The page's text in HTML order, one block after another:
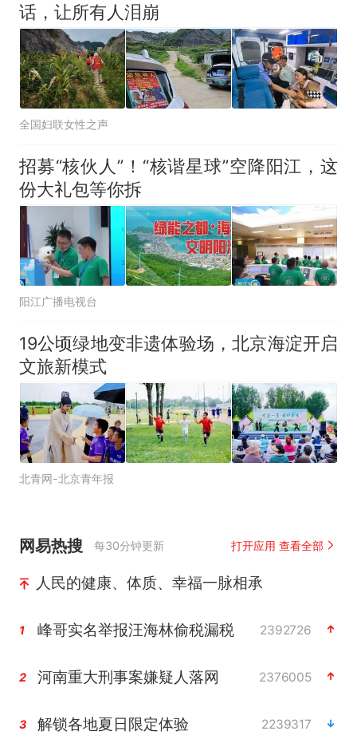
话，让所有人泪崩
全国妇联女性之声
招募“核伙人”！“核谐星球”空降阳江，这
份大礼包等你拆
阳江广播电视台
19公顷绿地变非遗体验场，北京海淀开启
文旅新模式
北青网-北京青年报
网易热搜 每30分钟更新 打开应用 查看全部
人民的健康、体质、幸福一脉相承
1 峰哥实名举报汪海林偷税漏税 2392726
2 河南重大刑事案嫌疑人落网 2376005
3 解锁各地夏日限定体验 2239317